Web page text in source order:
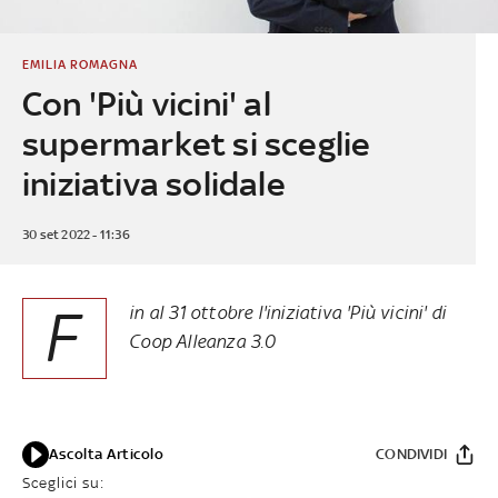
Con 'Più vicini' al
supermarket si sceglie
iniziativa solidale
EMILIA ROMAGNA
30 set 2022 - 11:36
F
in al 31 ottobre l'iniziativa 'Più vicini' di
Coop Alleanza 3.0
Ascolta Articolo
Sceglici su:
CONDIVIDI